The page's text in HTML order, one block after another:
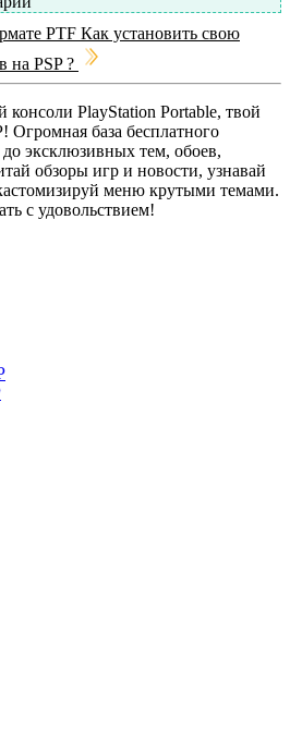
PTF Как установить свою
на PSP ?
консоли PlayStation Portable, твой
Огромная база бесплатного
эксклюзивных тем, обоев,
обзоры игр и новости, узнавай
меню крутыми темами.
с удовольствием!